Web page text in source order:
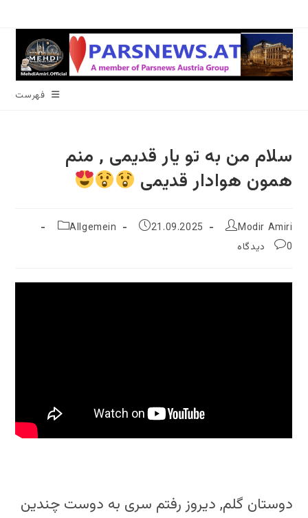
محتوا
فهرست
سلام من به تو یار قدیمی , منم
همون هوادار قدیمی
نویسندهٔ
نوشته:
Modir Amiri
نوشته
21.09.2025
دسته‌
Allgemein
نظرات
0 دیدگاه
دوستان گلم, دیروز رفتم سری به دوست چندین